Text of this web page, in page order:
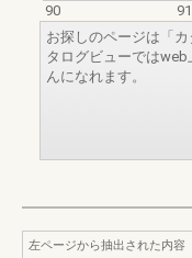
90
91
お探しのページは「
タログビューでは
んになれます。
左ページから抽出された内容